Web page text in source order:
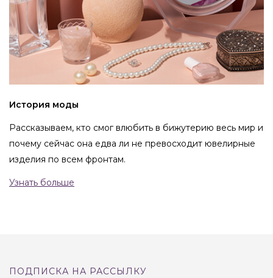
История моды
Рассказываем, кто смог влюбить в бижутерию весь мир и
почему сейчас она едва ли не превосходит ювелирные
изделия по всем фронтам.
Узнать больше
ПОДПИСКА НА РАССЫЛКУ